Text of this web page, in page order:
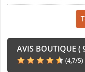
AVIS BOUTIQUE (
(4,7/5)